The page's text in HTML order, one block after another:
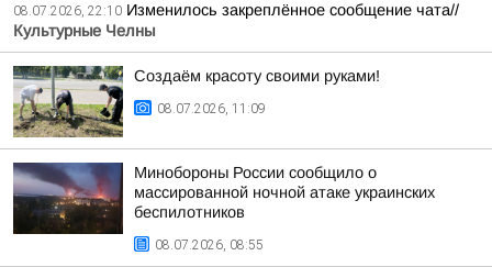
08.07.2026, 22:10 Изменилось закреплённое сообщение чата//
Культурные Челны
Создаём красоту своими руками!
08.07.2026, 11:09
Минобороны России сообщило о
массированной ночной атаке украинских
беспилотников
08.07.2026, 08:55